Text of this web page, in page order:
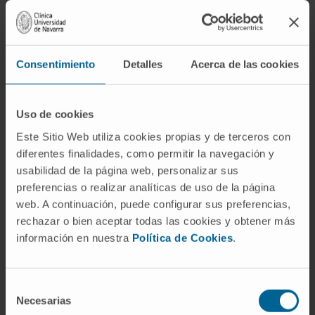
Consentimiento Detalles Acerca de las cookies
Uso de cookies
Este Sitio Web utiliza cookies propias y de terceros con
diferentes finalidades, como permitir la navegación y
usabilidad de la página web, personalizar sus
preferencias o realizar analíticas de uso de la página
web. A continuación, puede configurar sus preferencias,
rechazar o bien aceptar todas las cookies y obtener más
información en nuestra Política de Cookies.
Necesarias
indexada.
ÁREAS DE INTERÉS
especiales de braquiterapia en
Tratamiento de braquiterapia en cáncer de
próstata, tumores de cabeza y cuello, cáncer
ginecológico y sarcomas de partes blandas.
Actividad